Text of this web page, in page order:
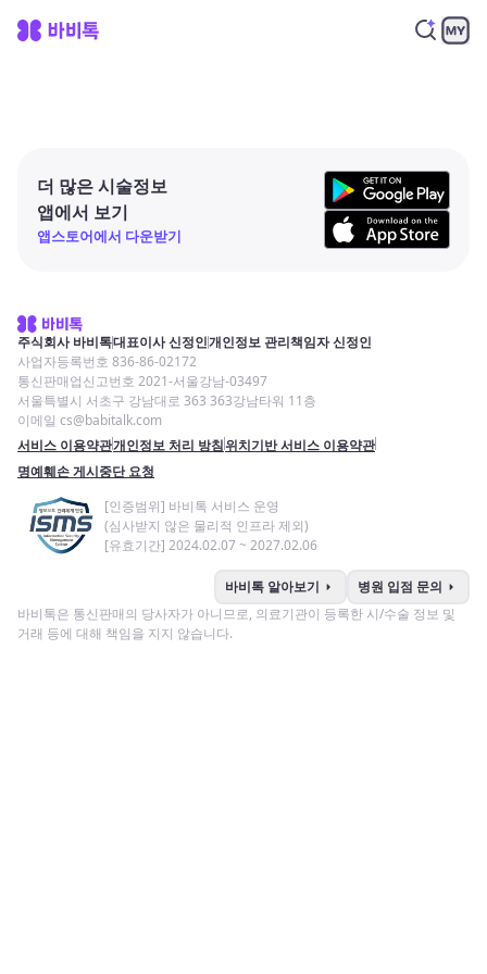
더 많은 시술정보
앱에서 보기
앱스토어에서 다운받기
주식회사 바비톡대표이사 신정인개인정보 관리책임자 신정인
사업자등록번호 836-86-02172
통신판매업신고번호 2021-서울강남-03497
서울특별시 서초구 강남대로 363 363강남타워 11층
이메일 cs@babitalk.com
서비스 이용약관개인정보 처리 방침위치기반 서비스 이용약관
명예훼손 게시중단 요청
[인증범위] 바비톡 서비스 운영
(심사받지 않은 물리적 인프라 제외)
[유효기간] 2024.02.07 ~ 2027.02.06
바비톡 알아보기 arrow_right 병원 입점 문의 arrow_right
바비톡은 통신판매의 당사자가 아니므로, 의료기관이 등록한 시/수술 정보 및
거래 등에 대해 책임을 지지 않습니다.